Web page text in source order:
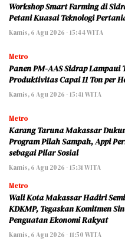
Workshop Smart Farming di
Petani Kuasai Teknologi
Kamis, 6 Agu 2026 - 15:44 WITA
Metro
Panen PM-AAS Sidrap Lampaui
Produktivitas Capai 11 Ton per
Kamis, 6 Agu 2026 - 15:41 WITA
Metro
Karang Taruna Makassar
Program Pilah Sampah, Appi
sebagai Pilar Sosial
Kamis, 6 Agu 2026 - 15:31 WITA
Metro
Wali Kota Makassar Hadiri
KDKMP, Tegaskan Komitmen
Penguatan Ekonomi Rakyat
Kamis, 6 Agu 2026 - 11:50 WITA